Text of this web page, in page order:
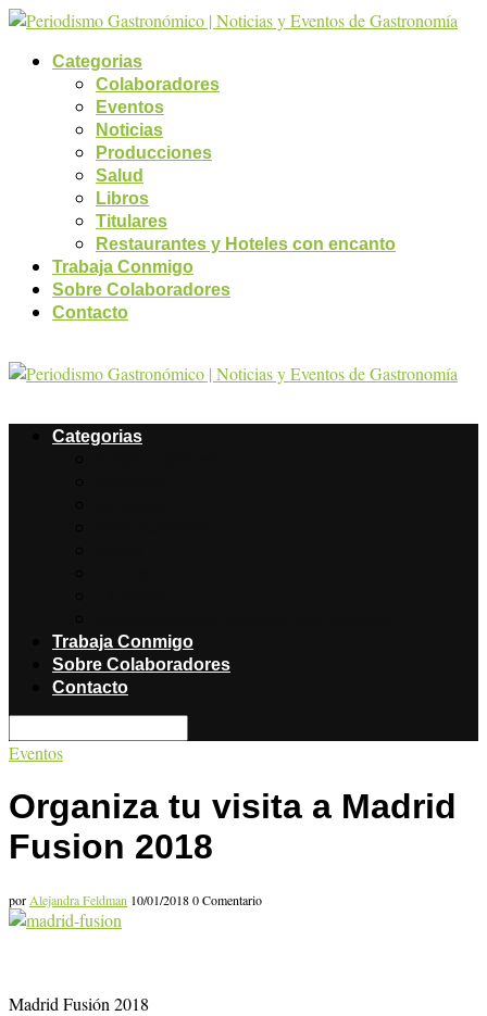
Categorias
Colaboradores
Eventos
Noticias
Producciones
Salud
Libros
Titulares
Restaurantes y Hoteles con encanto
Trabaja Conmigo
Sobre Colaboradores
Contacto
Categorias
Trabaja Conmigo
Sobre Colaboradores
Contacto
Eventos
Organiza tu visita a Madrid
Fusion 2018
por Alejandra Feldman 10/01/20180 Comentario
Madrid Fusión 2018